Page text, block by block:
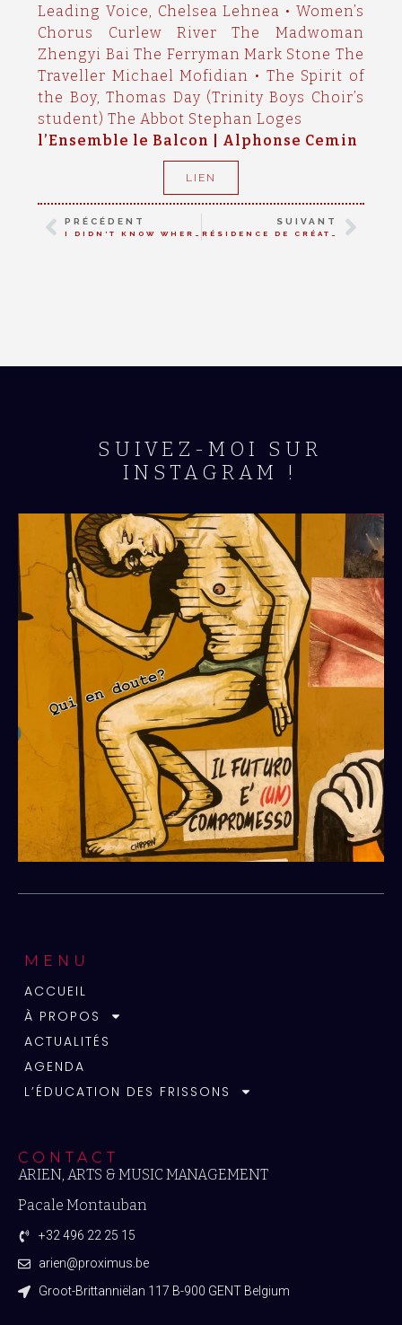
Leading Voice, Chelsea Lehnea • Women’s
Chorus Curlew River The Madwoman
Zhengyi Bai The Ferryman Mark Stone The
Traveller Michael Mofidian • The Spirit of
the Boy, Thomas Day (Trinity Boys Choir’s
student) The Abbot Stephan Loges
l’Ensemble le Balcon | Alphonse Cemin
LIEN
PRÉCÉDENT
I DIDN’T KNOW WHERE TO PUT ALL MY TEARS / CURLEW RIVER
SUIVANT
RÉSIDENCE DE CRÉATION | MUSES INVERSÉES
SUIVEZ-MOI SUR
INSTAGRAM !
MENU
ACCUEIL
À PROPOS
ACTUALITÉS
AGENDA
L’ÉDUCATION DES FRISSONS
CONTACT
ARIEN, ARTS & MUSIC MANAGEMENT
Pacale Montauban
+32 496 22 25 15
arien@proximus.be
Groot-Brittanniëlan 117 B-900 GENT Belgium